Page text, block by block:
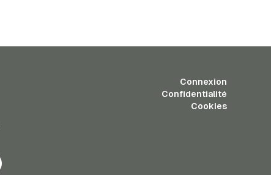
Connexion
Confidentialité
Cookies